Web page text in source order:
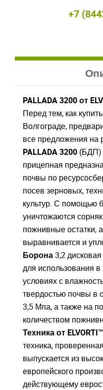
+7
PALLADA 3200 от
Перед тем, как
Волгограде,
все предложения на
PALLADA 3200 (БДП)
прицепная
почвы по
посев зерновых,
культур. С помощью
уничтожаются
пожнивные остатки,
выравнивается и
Борона3,2
для использования
условиях с
твердостью почвы в
3,5 Мпа, а также на
количеством
Техника от ELVORTI™
техника,
выпускается из
европейского
действующему